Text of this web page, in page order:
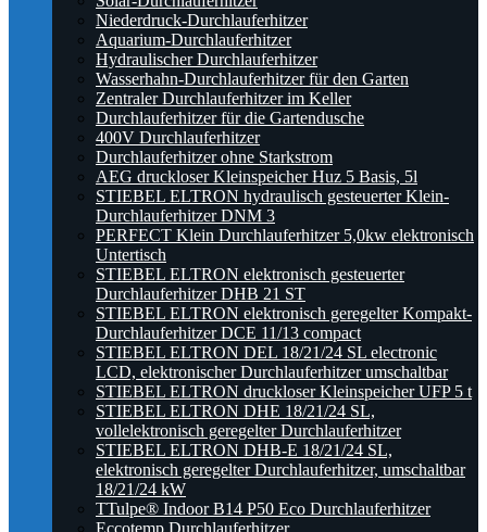
Niederdruck-Durchlauferhitzer
Aquarium-Durchlauferhitzer
Hydraulischer Durchlauferhitzer
Wasserhahn-Durchlauferhitzer für den Garten
Zentraler Durchlauferhitzer im Keller
Durchlauferhitzer für die Gartendusche
400V Durchlauferhitzer
Durchlauferhitzer ohne Starkstrom
AEG druckloser Kleinspeicher Huz 5 Basis, 5l
STIEBEL ELTRON hydraulisch gesteuerter Klein-
Durchlauferhitzer DNM 3
PERFECT Klein Durchlauferhitzer 5,0kw elektronisch
Untertisch
STIEBEL ELTRON elektronisch gesteuerter
Durchlauferhitzer DHB 21 ST
STIEBEL ELTRON elektronisch geregelter Kompakt-
Durchlauferhitzer DCE 11/13 compact
STIEBEL ELTRON DEL 18/21/24 SL electronic
LCD, elektronischer Durchlauferhitzer umschaltbar
STIEBEL ELTRON druckloser Kleinspeicher UFP 5 t
STIEBEL ELTRON DHE 18/21/24 SL,
vollelektronisch geregelter Durchlauferhitzer
STIEBEL ELTRON DHB-E 18/21/24 SL,
elektronisch geregelter Durchlauferhitzer, umschaltbar
18/21/24 kW
TTulpe® Indoor B14 P50 Eco Durchlauferhitzer
Eccotemp Durchlauferhitzer